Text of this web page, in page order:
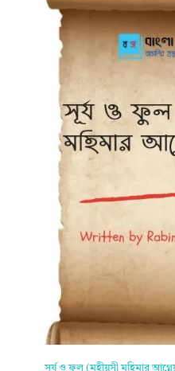
সূর্য ও ফুল (মহীয়সী মহিমার